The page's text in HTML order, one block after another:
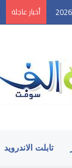
أخبار عاجلة
تابلت الاندرويد